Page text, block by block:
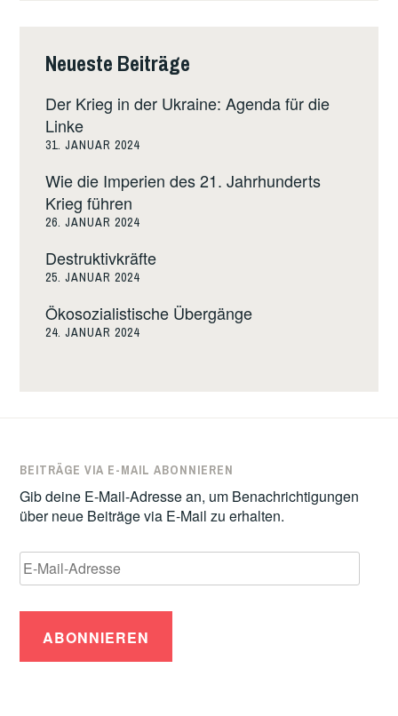
Neueste Beiträge
Der Krieg in der Ukraine: Agenda für die
Linke
31. JANUAR 2024
Wie die Imperien des 21. Jahrhunderts
Krieg führen
26. JANUAR 2024
Destruktivkräfte
25. JANUAR 2024
Ökosozialistische Übergänge
24. JANUAR 2024
BEITRÄGE VIA E-MAIL ABONNIEREN
Gib deine E-Mail-Adresse an, um Benachrichtigungen
über neue Beiträge via E-Mail zu erhalten.
E-
Mail-